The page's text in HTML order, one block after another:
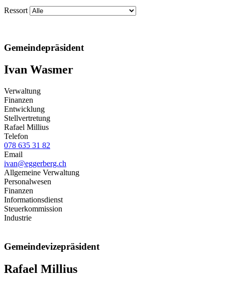
Ressort
Gemeindepräsident
Ivan Wasmer
Verwaltung
Finanzen
Entwicklung
Stellvertretung
Rafael Millius
Telefon
078 635 31 82
Email
ivan@eggerberg.ch
Allgemeine Verwaltung
Personalwesen
Finanzen
Informationsdienst
Steuerkommission
Industrie
Gemeindevizepräsident
Rafael Millius